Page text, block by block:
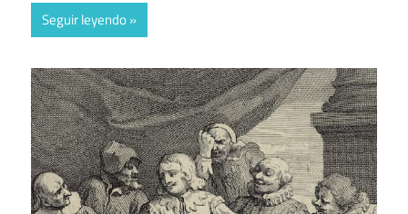
Seguir leyendo